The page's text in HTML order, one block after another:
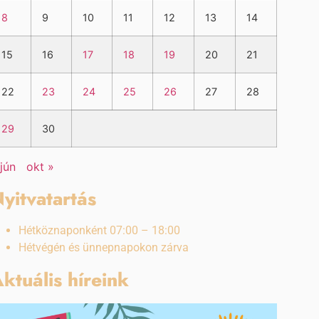
8 9 10 11 12 13 14
15 16 17 18 19 20 21
22 23 24 25 26 27 28
29 30
okt »
Hétköznaponként 07:00 – 18:00
Hétvégén és ünnepnapokon zárva
híreink